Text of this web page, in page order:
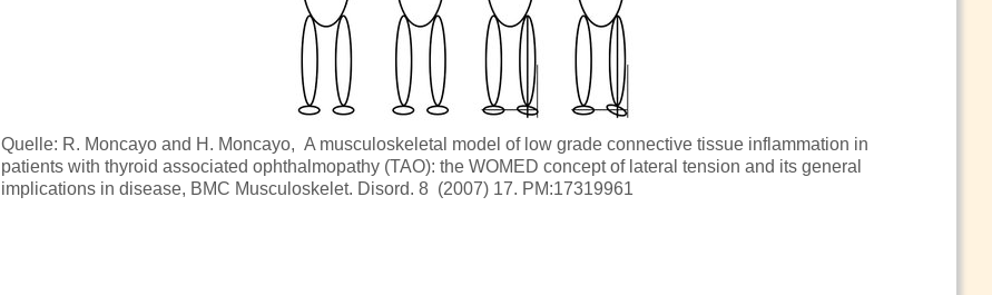
Quelle: R. Moncayo and H. Moncayo, A musculoskeletal model of low grade connective tissue inflammation in
patients with thyroid associated ophthalmopathy (TAO): the WOMED concept of lateral tension and its general
implications in disease, BMC Musculoskelet. Disord. 8 (2007) 17. PM:17319961